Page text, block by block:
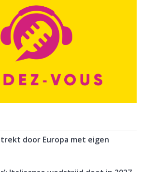
trekt door Europa met eigen